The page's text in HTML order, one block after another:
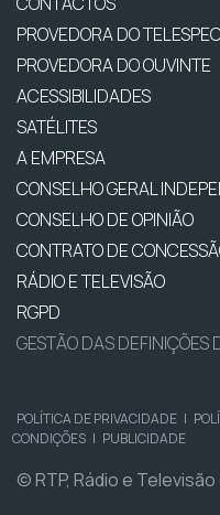
PROVEDORA DO
PROVEDORA DO OUVINTE
ACESSIBILIDADES
SATÉLITES
A EMPRESA
CONSELHO GERAL
CONSELHO DE OPINIÃO
CONTRATO DE
RÁDIO E TELEVISÃO
RGPD
GESTÃO DAS DEFINIÇÕES
POLÍTICA DE PRIVACIDADE |
CONDIÇÕES | PUBLICIDADE
© RTP, Rádio e